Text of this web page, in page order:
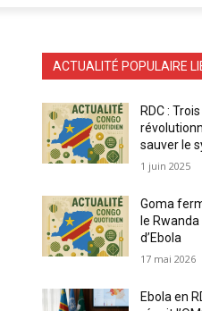
ACTUALITÉ POPULAIRE
RDC :
sauver le
1 juin 2025
Goma
le
d’Ebola
17 mai 2026
Ebola en